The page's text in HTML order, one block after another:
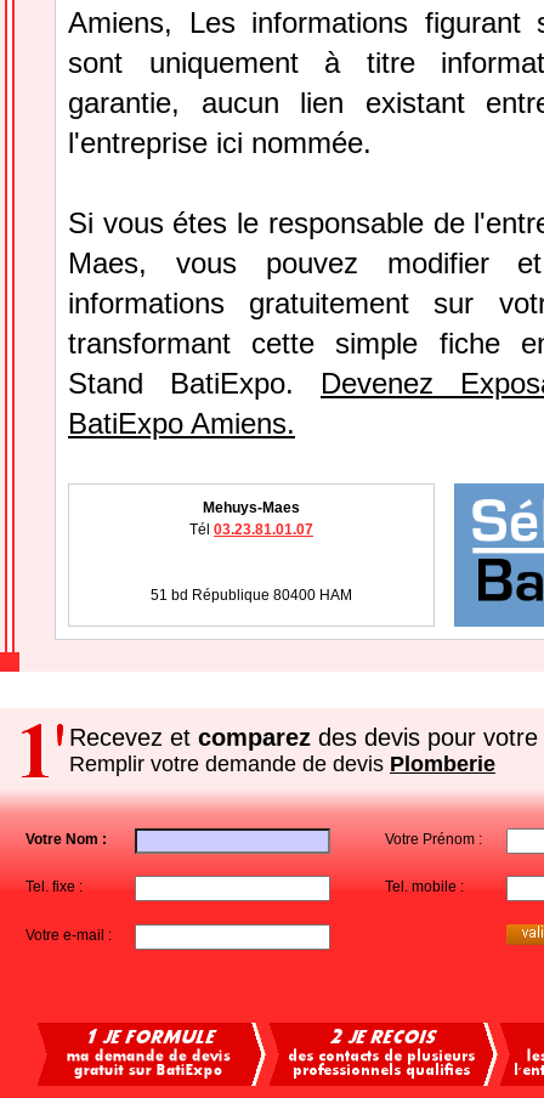
Amiens, Les informations figurant
sont uniquement à titre
garantie, aucun lien existant
l'entreprise ici nommée.
Si vous étes le responsable de
Maes, vous pouvez modifier
informations gratuitement sur
transformant cette simple fiche
Stand BatiExpo. Devenez
BatiExpo Amiens.
Mehuys-Maes
Tél 03.23.81.01.07
51 bd République 80400 HAM
Recevez et comparez des devis pour votre
Remplir votre demande de devis Plomberie
Votre Nom : Votre Prénom :
Tel. fixe : Tel. mobile :
Votre e-mail :